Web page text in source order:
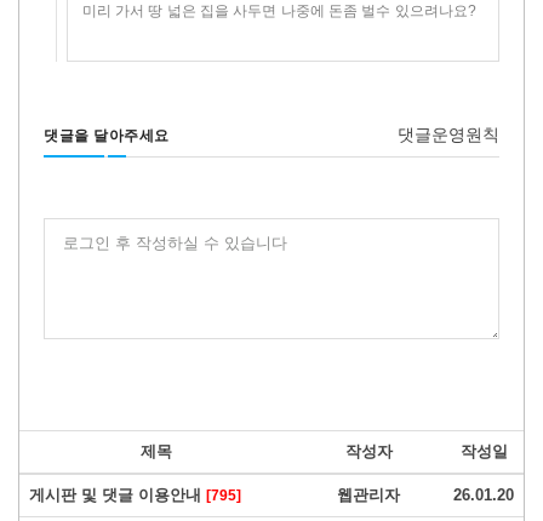
미리 가서 땅 넓은 집을 사두면 나중에 돈좀 벌수 있으려나요?
댓글을 달아주세요 댓글운영원칙
로그인 후 작성하실 수 있습니다
제목 작성자 작성일
게시판 및 댓글 이용안내 [795] 웹관리자 26.01.20